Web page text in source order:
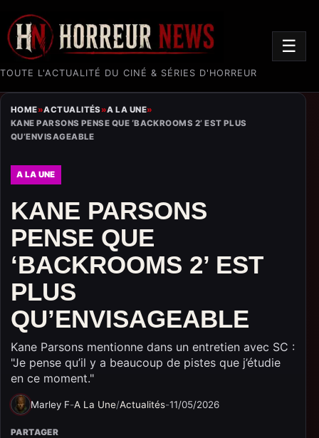
TOUTE L'ACTUALITÉ DU CINÉ & SÉRIES D'HORREUR
☰
HOME»ACTUALITÉS»A LA UNE»
KANE PARSONS PENSE QUE ‘BACKROOMS 2’ EST PLUS
QU’ENVISAGEABLE
A LA UNE
KANE PARSONS
PENSE QUE
‘BACKROOMS 2’ EST
PLUS
QU’ENVISAGEABLE
Kane Parsons mentionne dans un entretien avec SC :
"Je pense qu’il y a beaucoup de pistes que j’étudie
en ce moment."
Marley F-A La Une/Actualités-11/05/2026
PARTAGER